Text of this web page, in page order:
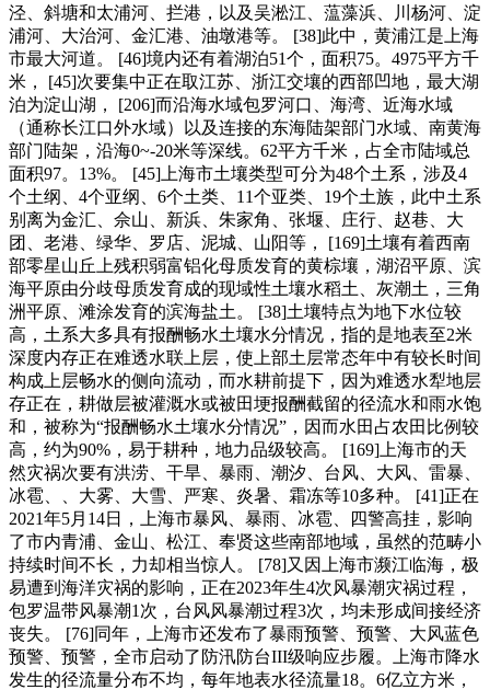
泾、斜塘和太浦河、拦港，以及吴淞江、蕰藻浜、川杨河、淀
浦河、大治河、金汇港、油墩港等。 [38]此中，黄浦江是上海
市最大河道。 [46]境内还有着湖泊51个，面积75。4975平方千
米， [45]次要集中正在取江苏、浙江交壤的西部凹地，最大湖
泊为淀山湖， [206]而沿海水域包罗河口、海湾、近海水域
（通称长江口外水域）以及连接的东海陆架部门水域、南黄海
部门陆架，沿海0~-20米等深线。62平方千米，占全市陆域总
面积97。13%。 [45]上海市土壤类型可分为48个土系，涉及4
个土纲、4个亚纲、6个土类、11个亚类、19个土族，此中土系
别离为金汇、佘山、新浜、朱家角、张堰、庄行、赵巷、大
团、老港、绿华、罗店、泥城、山阳等， [169]土壤有着西南
部零星山丘上残积弱富铝化母质发育的黄棕壤，湖沼平原、滨
海平原由分歧母质发育成的现域性土壤水稻土、灰潮土，三角
洲平原、滩涂发育的滨海盐土。 [38]土壤特点为地下水位较
高，土系大多具有报酬畅水土壤水分情况，指的是地表至2米
深度内存正在难透水联上层，使上部土层常态年中有较长时间
构成上层畅水的侧向流动，而水耕前提下，因为难透水犁地层
存正在，耕做层被灌溉水或被田埂报酬截留的径流水和雨水饱
和，被称为“报酬畅水土壤水分情况”，因而水田占农田比例较
高，约为90%，易于耕种，地力品级较高。 [169]上海市的天
然灾祸次要有洪涝、干旱、暴雨、潮汐、台风、大风、雷暴、
冰雹、、大雾、大雪、严寒、炎暑、霜冻等10多种。 [41]正在
2021年5月14日，上海市暴风、暴雨、冰雹、四警高挂，影响
了市内青浦、金山、松江、奉贤这些南部地域，虽然的范畴小
持续时间不长，力却相当惊人。 [78]又因上海市濒江临海，极
易遭到海洋灾祸的影响，正在2023年生4次风暴潮灾祸过程，
包罗温带风暴潮1次，台风风暴潮过程3次，均未形成间接经济
丧失。 [76]同年，上海市还发布了暴雨预警、预警、大风蓝色
预警、预警，全市启动了防汛防台III级响应步履。上海市降水
发生的径流量分布不均，每年地表水径流量18。6亿立方米，